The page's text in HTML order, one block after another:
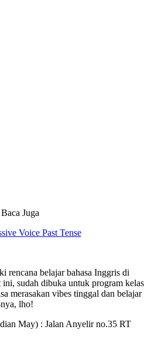
Baca Juga
Voice Past Tense
rencana belajar bahasa Inggris di
sudah dibuka untuk program kelas
merasakan vibes tinggal dan belajar
lho!
May) : Jalan Anyelir no.35 RT